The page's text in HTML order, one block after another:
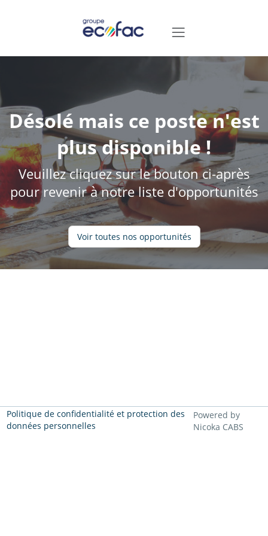
Désolé mais ce poste n'est
plus disponible !
Veuillez cliquez sur le bouton ci-après
pour revenir à notre liste d'opportunités
Voir toutes nos opportunités
Politique de confidentialité et protection des
données personnelles
Powered by
Nicoka CABS